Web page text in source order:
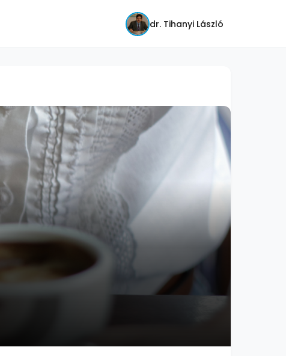
dr. Tihanyi László